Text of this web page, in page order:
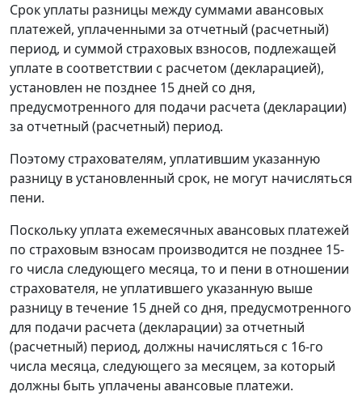
Срок уплаты разницы между суммами авансовых
платежей, уплаченными за отчетный (расчетный)
период, и суммой страховых взносов, подлежащей
уплате в соответствии с расчетом (декларацией),
установлен не позднее 15 дней со дня,
предусмотренного для подачи расчета (декларации)
за отчетный (расчетный) период.
Поэтому страхователям, уплатившим указанную
разницу в установленный срок, не могут начисляться
пени.
Поскольку уплата ежемесячных авансовых платежей
по страховым взносам производится не позднее 15-
го числа следующего месяца, то и пени в отношении
страхователя, не уплатившего указанную выше
разницу в течение 15 дней со дня, предусмотренного
для подачи расчета (декларации) за отчетный
(расчетный) период, должны начисляться с 16-го
числа месяца, следующего за месяцем, за который
должны быть уплачены авансовые платежи.